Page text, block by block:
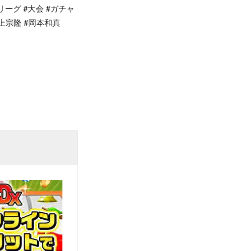
ーグ #大会 #ガチャ
宗隆 #岡本和真